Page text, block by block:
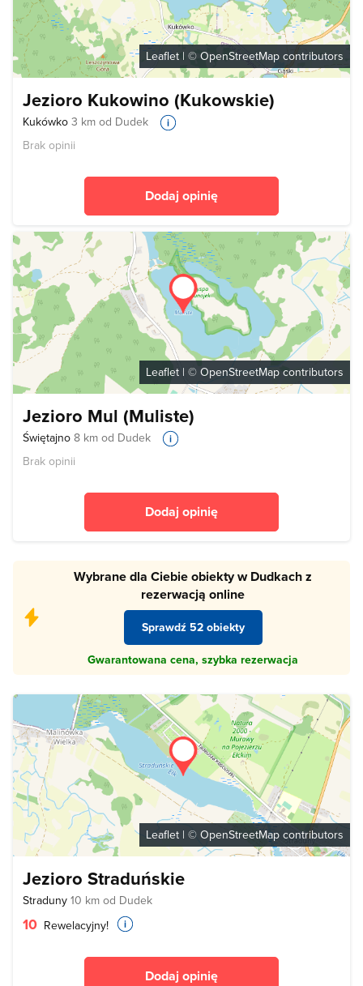
Leaflet | © OpenStreetMap contributors
Jezioro Kukowino (Kukowskie)
Kukówko 3 km od Dudek
Brak opinii
Dodaj opinię
Leaflet | © OpenStreetMap contributors
Jezioro Mul (Muliste)
Świętajno 8 km od Dudek
Brak opinii
Dodaj opinię
Wybrane dla Ciebie obiekty w Dudkach z
rezerwacją online
Sprawdź 52 obiekty
Gwarantowana cena, szybka rezerwacja
Leaflet | © OpenStreetMap contributors
Jezioro Straduńskie
Straduny 10 km od Dudek
10 Rewelacyjny!
Dodaj opinię